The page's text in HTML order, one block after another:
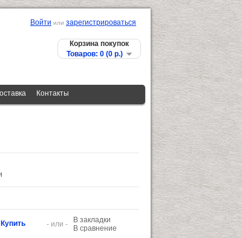
Корзина покупок
Товаров: 0 (0 p.)
Войти или зарегистрироваться
Контакты
- или -
В закладки
В сравнение